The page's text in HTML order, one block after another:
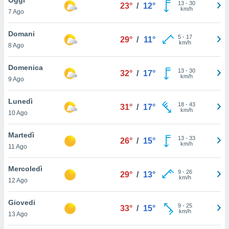
è
al sito
di
ci
di
il
un
la
nella
7 Ago
23° / 12° 13- 30
km/h
Domani
8 Ago
29° / 11° 5- 17
km/h
Domenica
9 Ago
32° / 17° 13- 30
km/h
Lunedì
10 Ago
31° / 17° 18- 43
km/h
Martedì
11 Ago
26° / 15° 13- 33
km/h
Mercoledì
12 Ago
29° / 13° 9- 26
km/h
Giovedi
13 Ago
33° / 15° 9- 25
km/h